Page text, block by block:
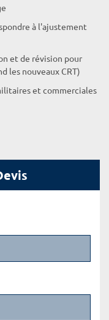
à l'ajustement
et de révision pour
les nouveaux CRT)
et commerciales